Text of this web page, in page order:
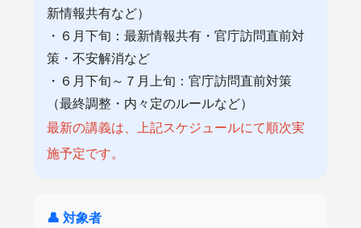
新情報共有など）
・６月下旬：最新情報共有・官庁訪問直前対
策・不安解消など
・６月下旬～７月上旬：官庁訪問直前対策
（最終調整・内々定のルールなど）
最新の講義は、上記スケジュールにて順次実
施予定です。
👤 対象者